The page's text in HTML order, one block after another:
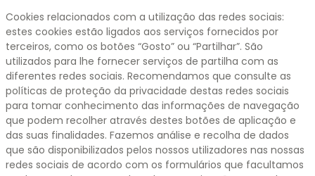
Cookies relacionados com a utilização das redes sociais:
estes cookies estão ligados aos serviços fornecidos por
terceiros, como os botões “Gosto” ou “Partilhar”. São
utilizados para lhe fornecer serviços de partilha com as
diferentes redes sociais. Recomendamos que consulte as
políticas de proteção da privacidade destas redes sociais
para tomar conhecimento das informações de navegação
que podem recolher através destes botões de aplicação e
das suas finalidades. Fazemos análise e recolha de dados
que são disponibilizados pelos nossos utilizadores nas nossas
redes sociais de acordo com os formulários que facultamos